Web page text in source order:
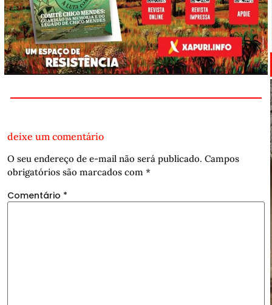
deixe um comentário
O seu endereço de e-mail não será publicado. Campos
obrigatórios são marcados com *
Comentário *